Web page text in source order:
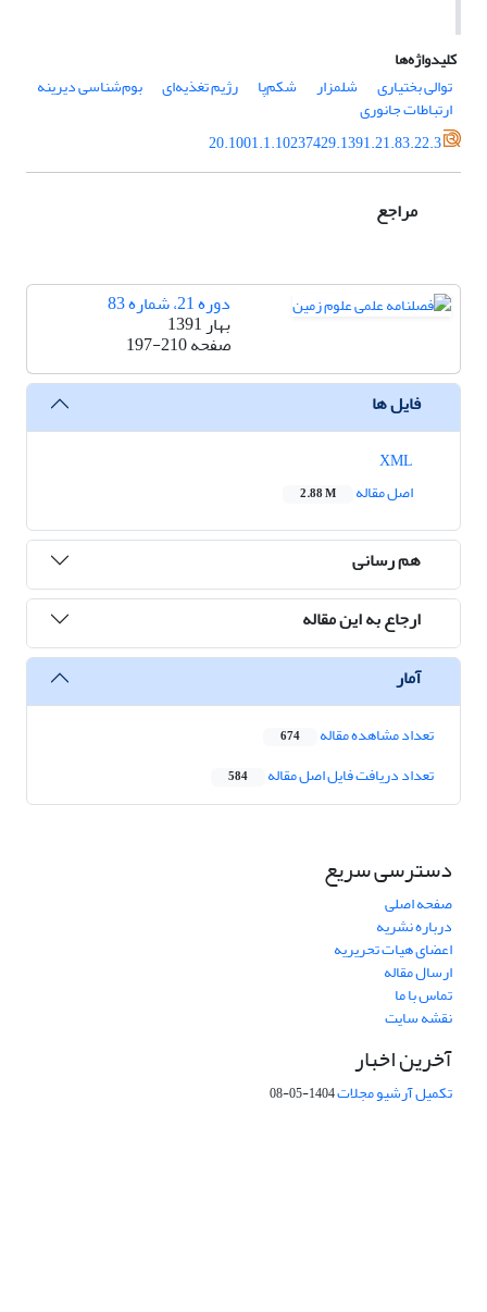
کلیدواژه‌ها
توالی بختیاری
شلمزار شکم‌پا رژیم تغذیه‌ای بوم‌شناسی دیرینه
ارتباطات جانوری
20.1001.1.10237429.1391.21.83.22.3
مراجع
دوره 21، شماره 83
بهار 1391
صفحه197-210
فایل ها
اصل مقاله
2.88 M
هم رسانی
ارجاع به این مقاله
آمار
تعداد مشاهده مقاله 674
تعداد دریافت فایل اصل مقاله 584
دسترسی سریع
صفحه اصلی
درباره نشریه
اعضای هیات تحریریه
ارسال مقاله
تماس با ما
نقشه سایت
آخرین اخبار
تکمیل آرشیو مجلات1404-05-08